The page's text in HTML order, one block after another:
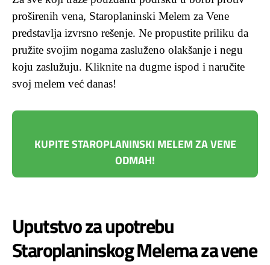
proširenih vena, Staroplaninski Melem za Vene
predstavlja izvrsno rešenje. Ne propustite priliku da
pružite svojim nogama zasluženo olakšanje i negu
koju zaslužuju. Kliknite na dugme ispod i naručite
svoj melem već danas!
KUPITE STAROPLANINSKI MELEM ZA VENE
ODMAH!
Uputstvo za upotrebu
Staroplaninskog Melema za vene